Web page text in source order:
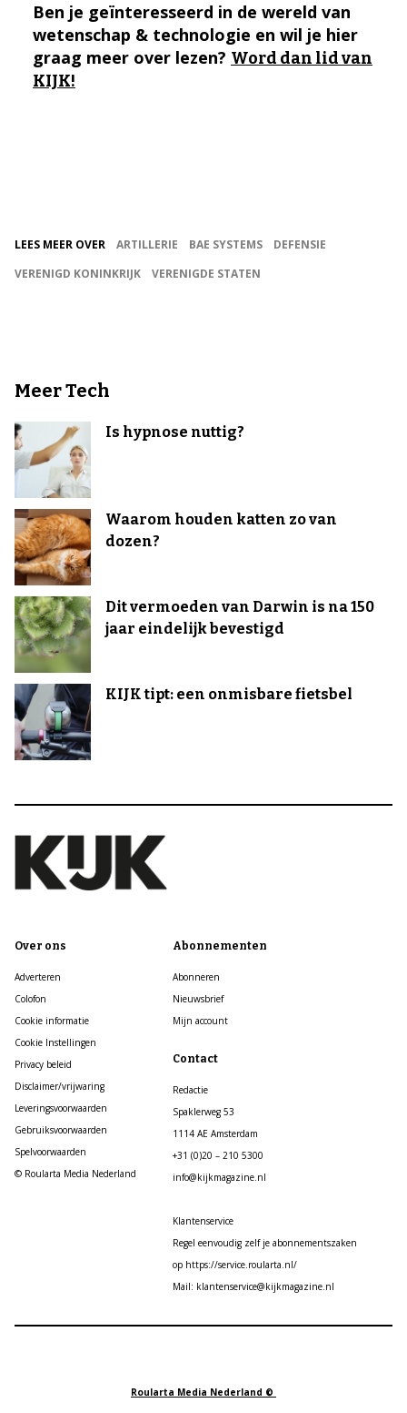
Ben je geïnteresseerd in de wereld van
wetenschap & technologie en wil je hier
graag meer over lezen? Word dan lid van
KIJK!
LEES MEER OVER ARTILLERIE BAE SYSTEMS
DEFENSIE
VERENIGD KONINKRIJK
VERENIGDE STATEN
Meer Tech
Is hypnose nuttig?
Waarom houden katten zo van
dozen?
Dit vermoeden van Darwin is na 150
jaar eindelijk bevestigd
KIJK tipt: een onmisbare fietsbel
Over ons
Adverteren
Colofon
Cookie informatie
Cookie Instellingen
Privacy beleid
Disclaimer/vrijwaring
Leveringsvoorwaarden
Gebruiksvoorwaarden
Spelvoorwaarden
© Roularta Media Nederland
Abonnementen
Abonneren
Nieuwsbrief
Mijn account
Contact
Redactie
Spaklerweg 53
1114 AE Amsterdam
+31 (0)20 – 210 5300
info@kijkmagazine.nl
Klantenservice
Regel eenvoudig zelf je abonnementszaken
op https://service.roularta.nl/
Mail: klantenservice@kijkmagazine.nl
Roularta Media Nederland ©